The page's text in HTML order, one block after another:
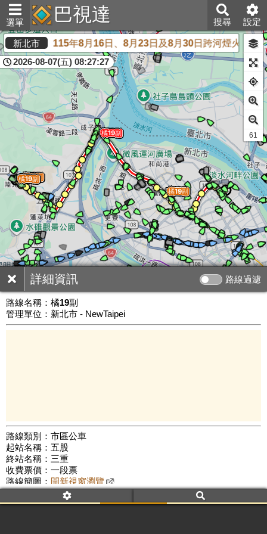
選單 巴視達 搜尋 設定
詳細資訊 路線過濾
路線名稱： 橘19副
管理單位：新北市 - NewTaipei
路線類別：市區公車
起站名稱：五股
終站名稱：三重
收費票價：一段票
路線簡圖： 開新視窗瀏覽
附屬名稱：橘19副
新北市
繽紛樂」115年8月16日、8月23日及8月30日跨河煙火活動
2026-08-07(五) 08:27:27
公車數量: 累計8465、上線7554
61